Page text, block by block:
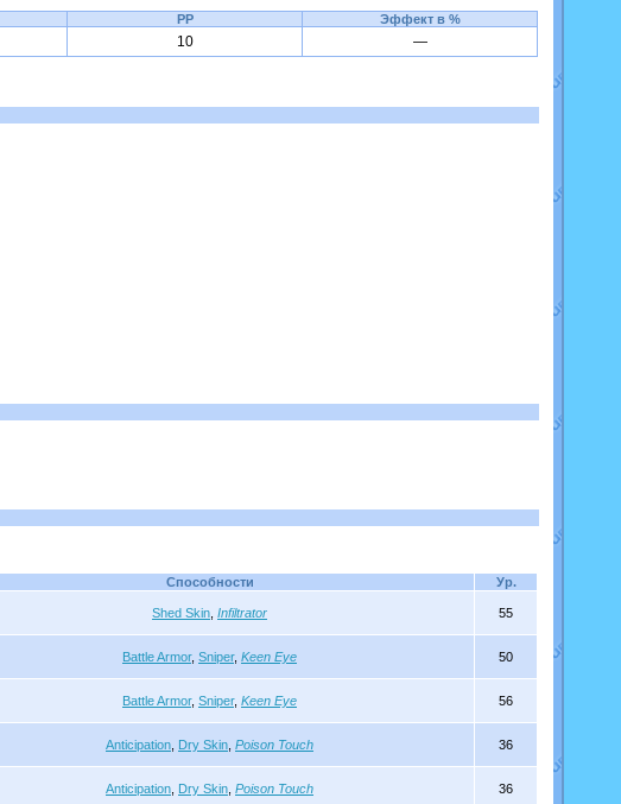
PP Эффект в %
10
—
Способности Ур.
Shed Skin Infiltrator 55
Battle Armor, Sniper, Keen Eye 50
Battle Armor, Sniper, Keen Eye 56
Anticipation Dry Skin Poison Touch 36
Anticipation Dry Skin Poison Touch 36